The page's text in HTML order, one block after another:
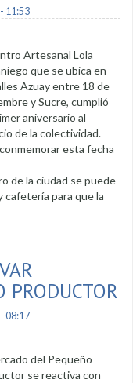
11:53
Artesanal Lola
que se ubica en
Azuay entre 18 de
y Sucre, cumplió
aniversario al
de la colectividad.
esta fecha
de la ciudad se puede
cafetería para que la
PRODUCTOR
08:17
del Pequeño
se reactiva con